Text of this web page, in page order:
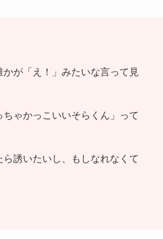
が「え！」みたいな言って見
ゃかっこいいそらくん」って
誘いたいし、もしなれなくて